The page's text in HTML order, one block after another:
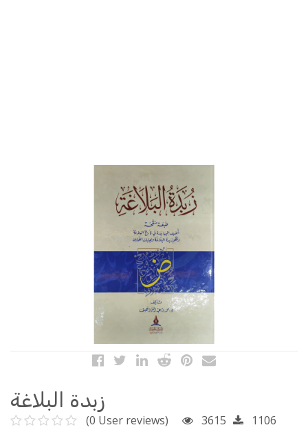
زبدة البلاغة
(0 User reviews) 3615
1106